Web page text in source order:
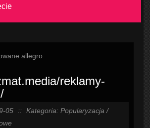
reklamy-
05 ::
Kategoria: Popularyzacja /